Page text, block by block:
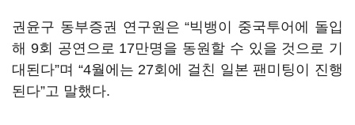
권윤구 동부증권 연구원은 “빅뱅이 중국투어에 돌입
해 9회 공연으로 17만명을 동원할 수 있을 것으로 기
대된다”며 “4월에는 27회에 걸친 일본 팬미팅이 진행
된다”고 말했다.